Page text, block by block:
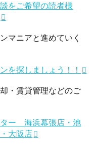
をご希望の読者様
マニアと進めていく
を探しましょう！！
・賃貸管理などのご
ター 海浜幕張店・池
大阪店